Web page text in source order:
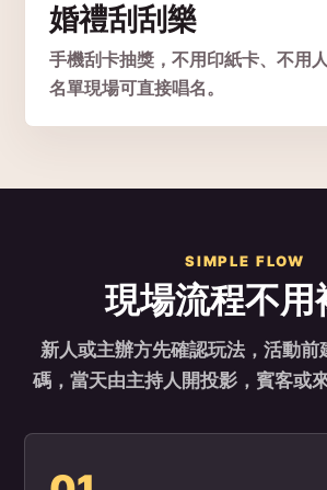
婚禮刮刮樂
手機刮卡抽獎，不用印紙卡、不用
名單現場可直接唱名。
SIMPLE FLOW
現場流程不用
新人或主辦方先確認玩法，活動前
碼，當天由主持人開投影，賓客或來